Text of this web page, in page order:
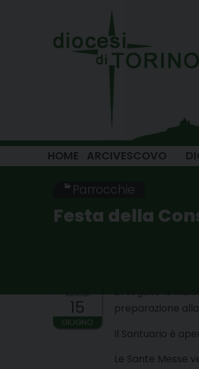
HOME ARCIVESCOVO
Parrocchie
Festa della
lunedì
15
GIUGNO
Di seguito le
preparazione
Il Santuario è
Le Sante Messe